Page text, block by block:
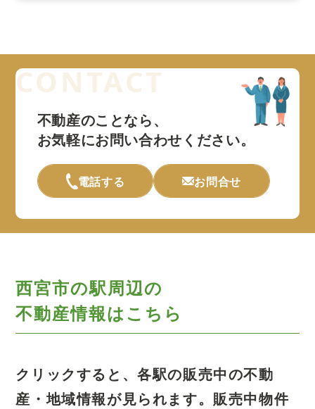
不動産のことなら、
お気軽にお問い合わせください。
電話する お問合せ
西宮市の駅周辺の
不動産情報はこちら
クリックすると、各駅の販売中の不動
産・地域情報が見られます。 販売中物件